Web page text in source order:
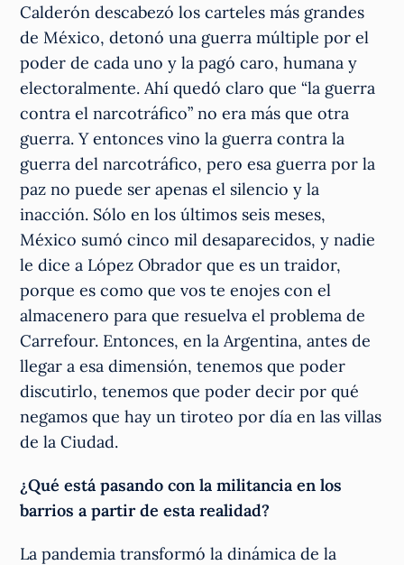
Calderón descabezó los carteles más grandes
de México, detonó una guerra múltiple por el
poder de cada uno y la pagó caro, humana y
electoralmente. Ahí quedó claro que “la guerra
contra el narcotráfico” no era más que otra
guerra. Y entonces vino la guerra contra la
guerra del narcotráfico, pero esa guerra por la
paz no puede ser apenas el silencio y la
inacción. Sólo en los últimos seis meses,
México sumó cinco mil desaparecidos, y nadie
le dice a López Obrador que es un traidor,
porque es como que vos te enojes con el
almacenero para que resuelva el problema de
Carrefour. Entonces, en la Argentina, antes de
llegar a esa dimensión, tenemos que poder
discutirlo, tenemos que poder decir por qué
negamos que hay un tiroteo por día en las villas
de la Ciudad.
¿Qué está pasando con la militancia en los
barrios a partir de esta realidad?
La pandemia transformó la dinámica de la